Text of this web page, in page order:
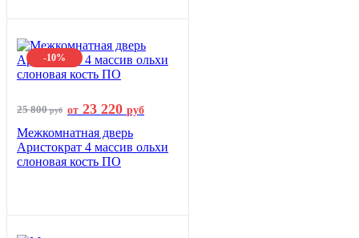
-10%
25 800руб от 23 220 руб
Межкомнатная дверь
Аристократ 4 массив ольхи
слоновая кость ПО